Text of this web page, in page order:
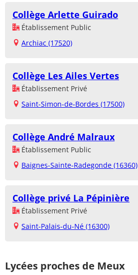
Collège Arlette Guirado
Établissement Public
Archiac (17520)
Collège Les Ailes Vertes
Établissement Privé
Saint-Simon-de-Bordes (17500)
Collège André Malraux
Établissement Public
Baignes-Sainte-Radegonde (16360)
Collège privé La Pépinière
Établissement Privé
Saint-Palais-du-Né (16300)
Lycées proches de Meux